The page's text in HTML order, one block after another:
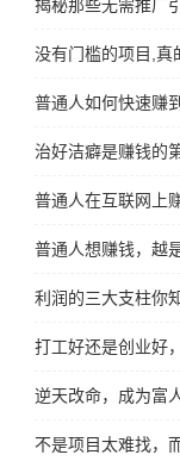
揭秘那些无需推广
没有门槛的项目,真
普通人如何快速赚
治好洁癖是赚钱的
普通人在互联网上
普通人想赚钱，越
利润的三大支柱你
打工好还是创业好
逆天改命，成为富
不是项目太难找，